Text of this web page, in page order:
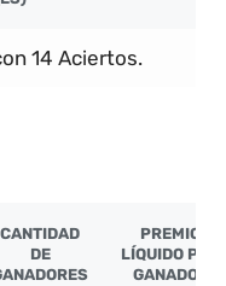
14 Aciertos.
CANTIDAD
DE
PREMIO
LÍQUIDO POR
GANADOR